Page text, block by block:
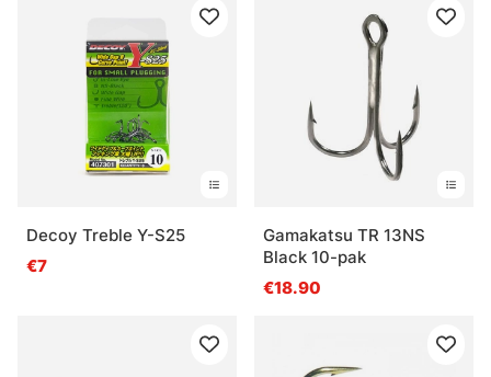
Decoy Treble Y-S25
€7
Gamakatsu TR 13NS
Black 10-pak
€18.90